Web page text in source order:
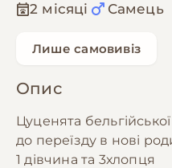
2 місяці Самець
Лише самовивіз
Опис
Цуценята
до переїзду в нові
1 дівчина та 3хлопця